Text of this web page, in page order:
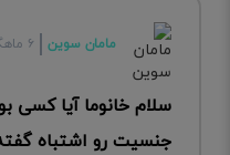
مامان سوین ۶ ماهگی
جنسیت رو اشتباه